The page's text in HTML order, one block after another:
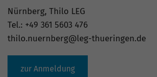
Nürnberg, Thilo LEG
Tel.: +49 361 5603 476
thilo.nuernberg@leg-thueringen.de
zur Anmeldung